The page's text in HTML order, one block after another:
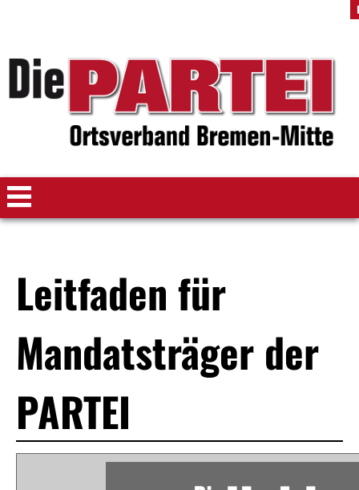
Leitfaden für
Mandatsträger der
PARTEI